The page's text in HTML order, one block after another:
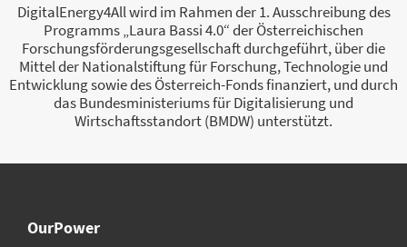
DigitalEnergy4All wird im Rahmen der 1. Ausschreibung des
Programms „Laura Bassi 4.0“ der Österreichischen
Forschungsförderungsgesellschaft durchgeführt, über die
Mittel der Nationalstiftung für Forschung, Technologie und
Entwicklung sowie des Österreich-Fonds finanziert, und durch
das Bundesministeriums für Digitalisierung und
Wirtschaftsstandort (BMDW) unterstützt.
OurPower